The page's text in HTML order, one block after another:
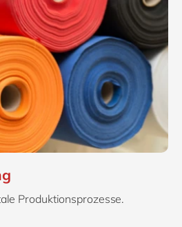
Produktionsprozesse.